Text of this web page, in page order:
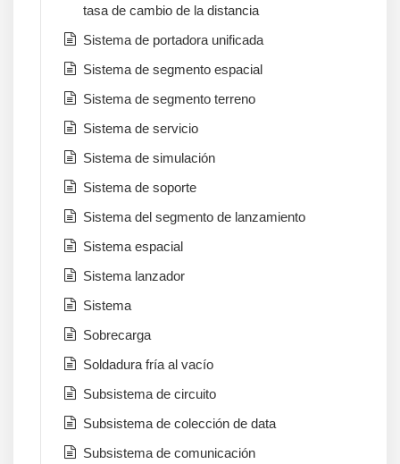
tasa de cambio de la distancia
Sistema de portadora unificada
Sistema de segmento espacial
Sistema de segmento terreno
Sistema de servicio
Sistema de simulación
Sistema de soporte
Sistema del segmento de lanzamiento
Sistema espacial
Sistema lanzador
Sistema
Sobrecarga
Soldadura fría al vacío
Subsistema de circuito
Subsistema de colección de data
Subsistema de comunicación